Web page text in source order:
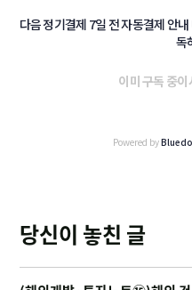
다음 정기결제 7일 전 자동결제 안
독
이미 구독 중이
Powered by
당신이 놓친 글